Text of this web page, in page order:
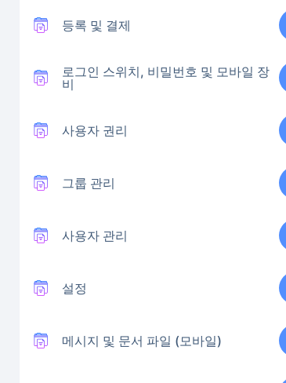
등록 및 결제
로그인 스위치, 비밀번호 및 모바일 장
비
사용자 권리
그룹 관리
사용자 관리
설정
메시지 및 문서 파일 (모바일)